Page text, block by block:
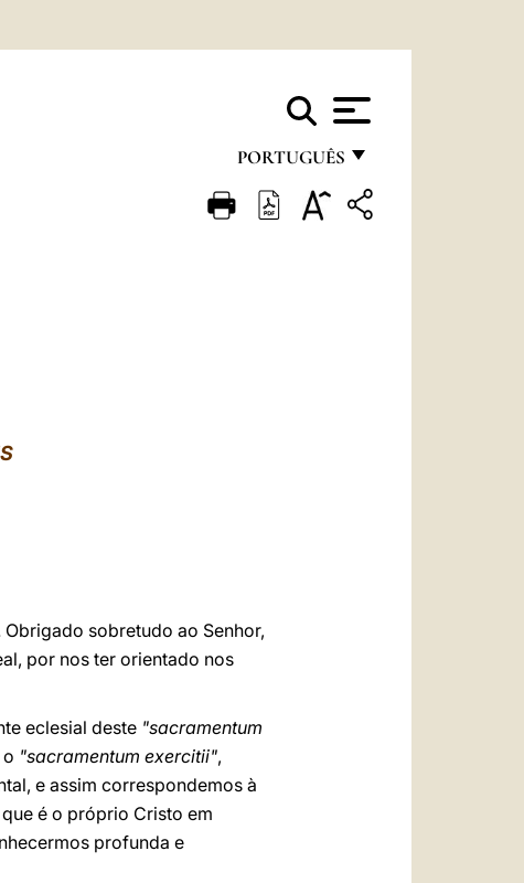
PORTUGUÊS
FRANÇAIS
sobretudo ao Senhor,
por nos ter orientado nos
eclesial deste "sacramentum
"sacramentum exercitii",
e assim correspondemos à
é o próprio Cristo em
profunda e